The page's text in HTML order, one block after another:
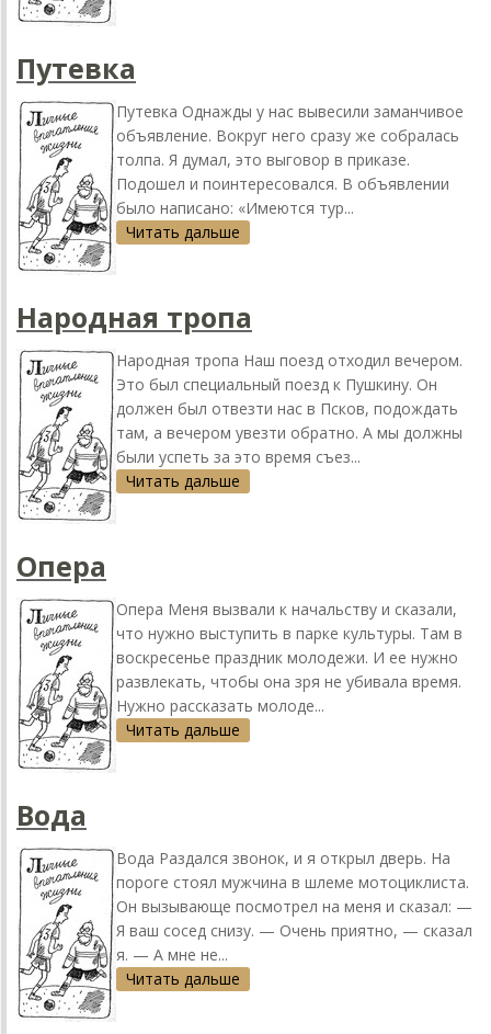
Путевка
Путевка Однажды у нас вывесили заманчивое
объявление. Вокруг него сразу же собралась
толпа. Я думал, это выговор в приказе.
Подошел и поинтересовался. В объявлении
было написано: «Имеются тур...
Читать дальше
Народная тропа
Народная тропа Наш поезд отходил вечером.
Это был специальный поезд к Пушкину. Он
должен был отвезти нас в Псков, подождать
там, а вечером увезти обратно. А мы должны
были успеть за это время съез...
Читать дальше
Опера
Опера Меня вызвали к начальству и сказали,
что нужно выступить в парке культуры. Там в
воскресенье праздник молодежи. И ее нужно
развлекать, чтобы она зря не убивала время.
Нужно рассказать молоде...
Читать дальше
Вода
Вода Раздался звонок, и я открыл дверь. На
пороге стоял мужчина в шлеме мотоциклиста.
Он вызывающе посмотрел на меня и сказал: —
Я ваш сосед снизу. — Очень приятно, — сказал
я. — А мне не...
Читать дальше